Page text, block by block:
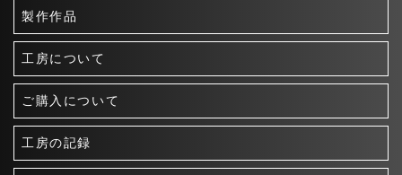
製作作品
工房について
ご購入について
工房の記録